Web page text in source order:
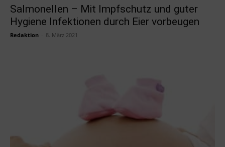
Salmonellen – Mit Impfschutz und guter
Hygiene Infektionen durch Eier vorbeugen
Redaktion 8. März 2021